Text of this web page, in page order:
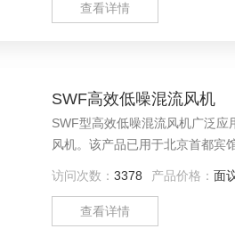
查看详情
SWF高效低噪混流风机
SWF型高效低噪混流风机广泛
风机。该产品已用于北京首都宾
访问次数： 3378 产品价格： 面
查看详情